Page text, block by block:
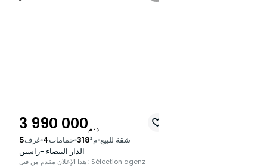
3 990 000 د٠م
5غرف 4حمامات 318 م² شقة للبيع
الدار البيضاء -راسين
هذا الإعلان مقدم من قبل : Sélection agenz